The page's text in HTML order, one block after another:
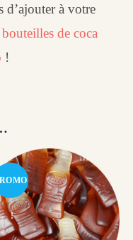
d’ajouter à votre
bouteilles de coca
!
!